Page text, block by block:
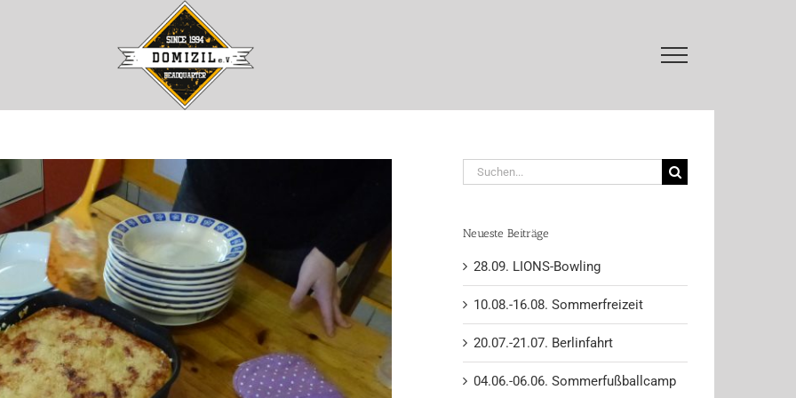
Suche
nach:
Neueste Beiträge
28.09. LIONS-Bowling
10.08.-16.08. Sommerfreizeit
20.07.-21.07. Berlinfahrt
04.06.-06.06. Sommerfußballcamp